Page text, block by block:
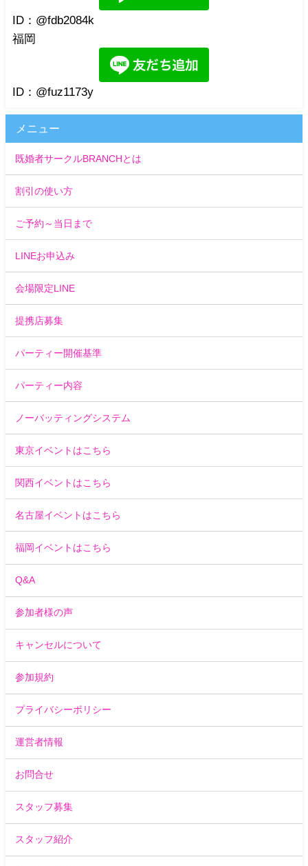
ID：@fdb2084k
福岡
ID：@fuz1173y
メニュー
既婚者サークルBRANCHとは
割引の使い方
ご予約～当日まで
LINEお申込み
会場限定LINE
提携店募集
パーティー開催基準
パーティー内容
ノーバッティングシステム
東京イベントはこちら
関西イベントはこちら
名古屋イベントはこちら
福岡イベントはこちら
Q&A
参加者様の声
キャンセルについて
参加規約
プライバシーポリシー
運営者情報
お問合せ
スタッフ募集
スタッフ紹介